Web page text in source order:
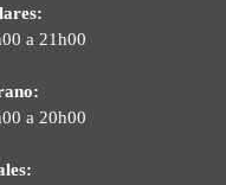
a 21h00
a 20h00